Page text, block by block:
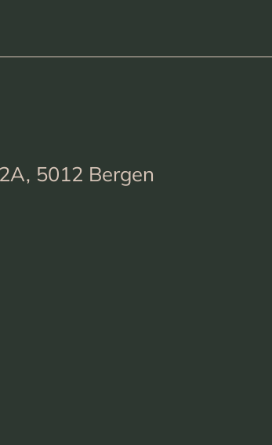
5012 Bergen